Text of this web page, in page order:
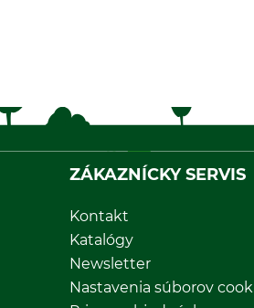
ZÁKAZNÍCKY SERVIS
Kontakt
Katalógy
Newsletter
Nastavenia súborov